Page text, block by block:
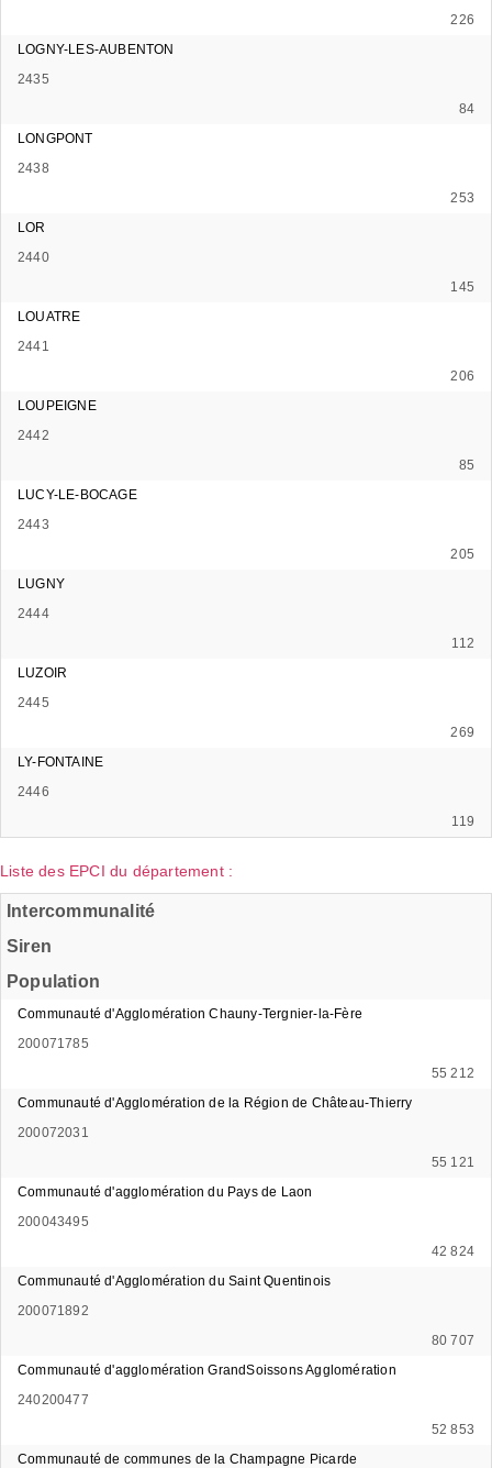
226
LOGNY-LES-AUBENTON
2435
84
LONGPONT
2438
253
LOR
2440
145
LOUATRE
2441
206
LOUPEIGNE
2442
85
LUCY-LE-BOCAGE
2443
205
LUGNY
2444
112
LUZOIR
2445
269
LY-FONTAINE
2446
119
Liste des EPCI du département :
Intercommunalité
Siren
Population
Communauté d'Agglomération Chauny-Tergnier-la-Fère
200071785
55 212
Communauté d'Agglomération de la Région de Château-Thierry
200072031
55 121
Communauté d'agglomération du Pays de Laon
200043495
42 824
Communauté d'Agglomération du Saint Quentinois
200071892
80 707
Communauté d'agglomération GrandSoissons Agglomération
240200477
52 853
Communauté de communes de la Champagne Picarde